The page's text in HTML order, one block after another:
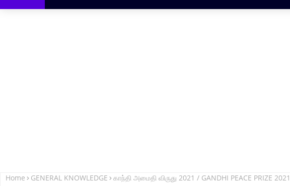
Home GENERAL KNOWLEDGE காந்தி அமைதி விருது 2021 / GANDHI PEACE PRIZE 2021